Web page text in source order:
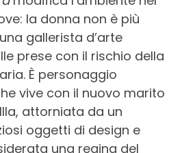
la donna non è più
gallerista d’arte
prese con il rischio della
È personaggio
vive con il nuovo marito
attorniata da un
oggetti di design e
una regina del